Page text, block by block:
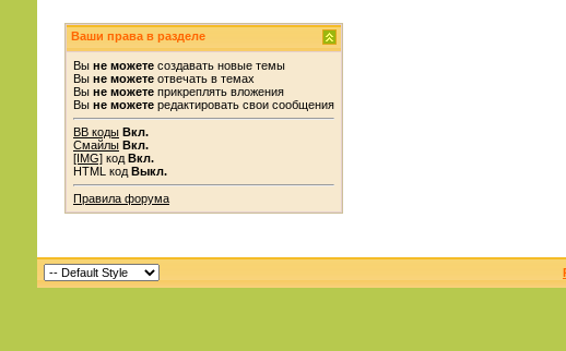
Ваши права в разделе
Вы не можетесоздавать новые темы
Вы не можетеотвечать в темах
Вы не можетеприкреплять вложения
Вы не можетередактировать свои сообщения
BB коды Вкл.
Смайлы Вкл.
[IMG]код Вкл.
HTML код Выкл.
Правила форума